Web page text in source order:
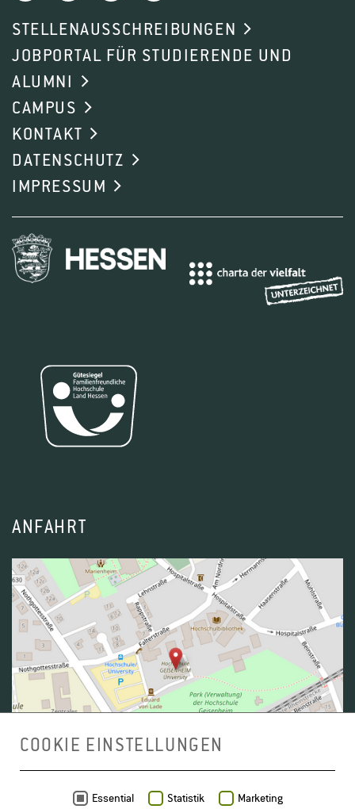
STELLENAUSSCHREIBUNGEN
JOBPORTAL FÜR STUDIERENDE UND
ALUMNI
CAMPUS
KONTAKT
DATENSCHUTZ
IMPRESSUM
ANFAHRT
OpenStreetMap- Veröffentlicht unterODbL
COOKIE EINSTELLUNGEN
Essential Statistik Marketing